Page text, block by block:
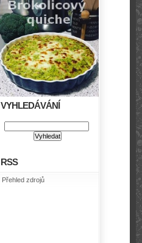
VYHLEDÁVÁNÍ
RSS
Přehled zdrojů